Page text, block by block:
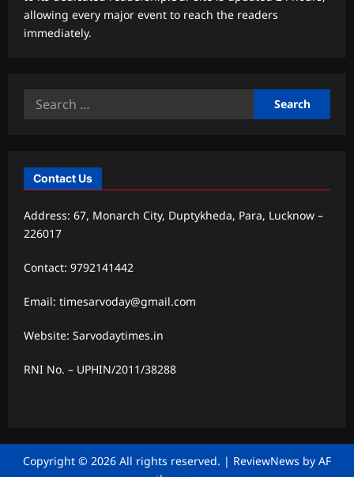
allowing every major event to reach the readers
immediately.
Search
Contact Us
Address: 67, Monarch City, Duptykheda, Para, Lucknow –
226017
Contact: 9792141442
Email: timesarvoday@gmail.com
Website: Sarvodaytimes.in
RNI No. – UPHIN/2011/38288
Copyright © 2026 All rights reserved. | ReviewNews by AF